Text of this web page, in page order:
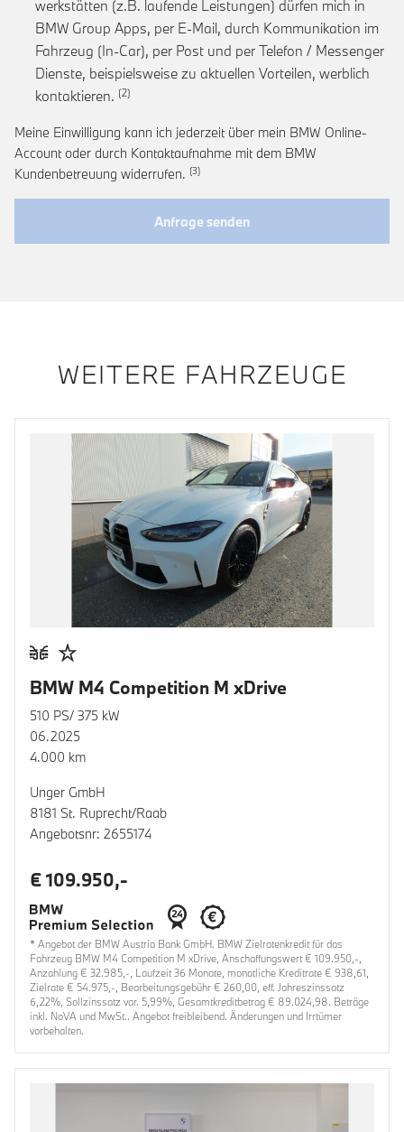
werkstätten (z.B. laufende Leistungen) dürfen mich in
BMW Group Apps, per E-Mail, durch Kommunikation im
Fahrzeug (In-Car), per Post und per Telefon / Messenger
Dienste, beispielsweise zu aktuellen Vorteilen, werblich
kontaktieren. Link zur Fußnote: Einwilligung zur
Meine Einwilligung kann ich jederzeit über mein BMW Online-
Account oder durch Kontaktaufnahme mit dem BMW
Kundenbetreuung widerrufen. Link zur Fußnote: Widerruf der
Anfrage senden
WEITERE FAHRZEUGE
BMW M4 Competition M xDrive
510 PS/ 375 kW
06.2025
4.000 km
Unger GmbH
8181 St. Ruprecht/Raab
Angebotsnr: 2655174
€ 109.950,-
* Angebot der BMW Austria Bank GmbH. BMW Zielratenkredit für das
Fahrzeug BMW M4 Competition M xDrive, Anschaffungswert € 109.950,-,
Anzahlung € 32.985,-, Laufzeit 36 Monate, monatliche Kreditrate € 938,61,
Zielrate € 54.975,-, Bearbeitungsgebühr € 260,00, eff. Jahreszinssatz
6,22%, Sollzinssatz var. 5,99%, Gesamtkreditbetrag € 89.024,98. Beträge
inkl. NoVA und MwSt.. Angebot freibleibend. Änderungen und Irrtümer
vorbehalten.